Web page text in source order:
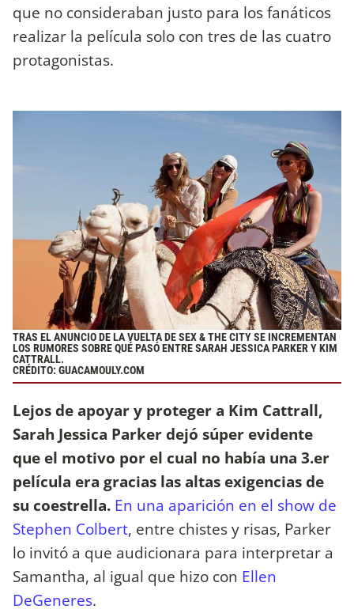
que no consideraban justo para los fanáticos
realizar la película solo con tres de las cuatro
protagonistas.
TRAS EL ANUNCIO DE LA VUELTA DE SEX & THE CITY SE INCREMENTAN
LOS RUMORES SOBRE QUÉ PASÓ ENTRE SARAH JESSICA PARKER Y KIM
CATTRALL.
CRÉDITO: GUACAMOULY.COM
Lejos de apoyar y proteger a Kim Cattrall,
Sarah Jessica Parker dejó súper evidente
que el motivo por el cual no había una 3.er
película era gracias las altas exigencias de
su coestrella. En una aparición en el show de
Stephen Colbert, entre chistes y risas, Parker
lo invitó a que audicionara para interpretar a
Samantha, al igual que hizo con Ellen
DeGeneres.